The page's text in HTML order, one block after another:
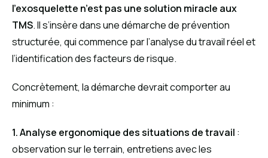
l’exosquelette n’est pas une solution miracle aux
TMS. Il s’insère dans une démarche de prévention
structurée, qui commence par l’analyse du travail réel et
l’identification des facteurs de risque.
Concrètement, la démarche devrait comporter au
minimum :
1. Analyse ergonomique des situations de travail :
observation sur le terrain, entretiens avec les